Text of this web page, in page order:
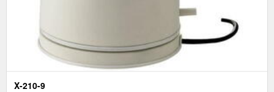
X-210-9